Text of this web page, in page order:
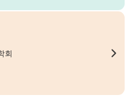
회